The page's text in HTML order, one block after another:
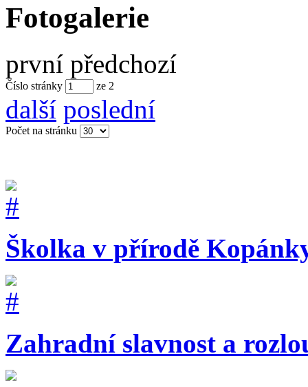
Fotogalerie
první předchozí
Číslo stránky ze 2
další poslední
Počet na stránku
Školka v přírodě
Zahradní slavnost a